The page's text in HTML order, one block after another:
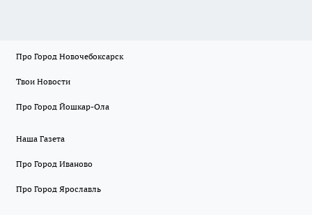
Про Город Новочебоксарск
Твои Новости
Про Город Йошкар-Ола
Наша Газета
Про Город Иваново
Про Город Ярославль